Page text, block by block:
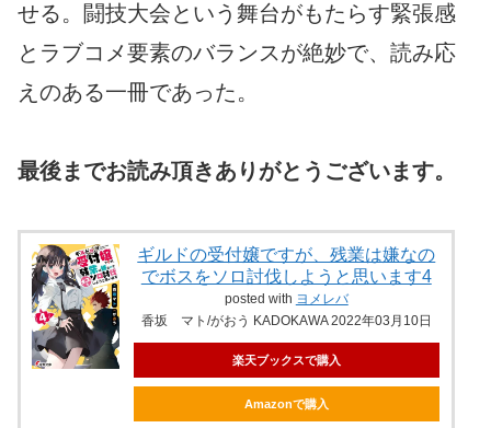
せる。闘技大会という舞台がもたらす緊張感
とラブコメ要素のバランスが絶妙で、読み応
えのある一冊であった。
最後までお読み頂きありがとうございます。
ギルドの受付嬢ですが、残業は嫌なの
でボスをソロ討伐しようと思います4
posted with ヨメレバ
香坂 マト/がおう KADOKAWA 2022年03月10日
楽天ブックスで購入
Amazonで購入